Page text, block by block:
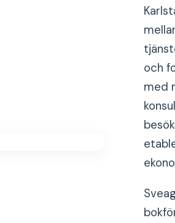
och
med